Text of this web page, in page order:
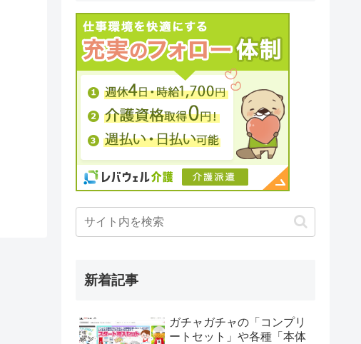
新着記事
ガチャガチャの「コンプリ
ートセット」や各種「本体